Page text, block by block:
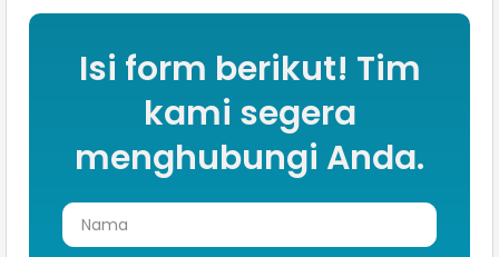
Isi form berikut! Tim
kami segera
menghubungi Anda.